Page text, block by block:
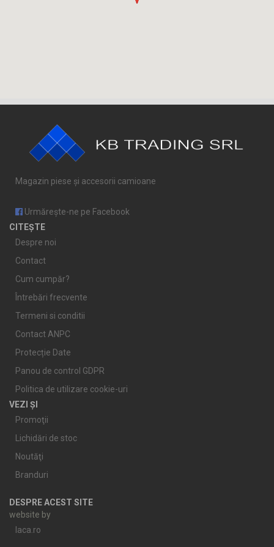
Magazin piese și accesorii camioane
Urmărește-ne pe Facebook
CITEȘTE
Despre noi
Contact
Cum cumpăr?
Întrebări frecvente
Termeni si conditii
Contact ANPC
Protecție Date
Panou de control GDPR
Politica de utilizare cookie-uri
VEZI ȘI
Promoţii
Lichidări de stoc
Noutăţi
Branduri
DESPRE ACEST SITE
website by
laca.ro